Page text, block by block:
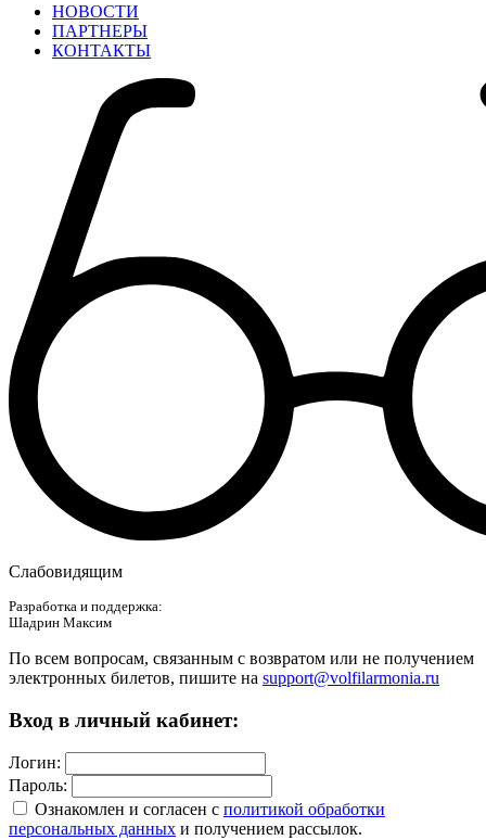
НОВОСТИ
ПАРТНЕРЫ
КОНТАКТЫ
Слабовидящим
Разработка и поддержка:
Шадрин Максим
По всем вопросам, связанным с возвратом или не получением
электронных билетов, пишите на support@volfilarmonia.ru
Вход в личный кабинет:
Логин:
Пароль:
Ознакомлен и согласен c политикой обработки
персональных данных и получением рассылок.